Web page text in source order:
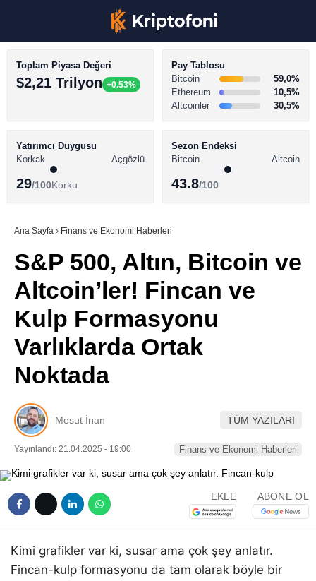
Youtube
TikTok
Telegram
BİTCOİN HABERLERİ
ALTCOİN HABERLERİ
SÖZLÜK
Toplam Piyasa Değeri
$2,21 Trilyon +0.53%
Pay Tablosu
Bitcoin
59,0%
Ethereum
10,5%
Altcoinler
30,5%
Yatırımcı Duygusu
Korkak
Açgözlü
29/100Korku
Sezon Endeksi
Bitcoin
Altcoin
43.8/100
Ana Sayfa › Finans ve Ekonomi Haberleri
S&P 500, Altın, Bitcoin ve
Altcoin’ler! Fincan ve
Kulp Formasyonu
Varlıklarda Ortak
Noktada
Mesut İnan TÜM YAZILARI
Yayınlandı: 21.04.2025 - 19:00 Finans ve Ekonomi Haberleri
EKLE ABONE OL
Kimi grafikler var ki, susar ama çok şey anlatır.
Fincan-kulp formasyonu da tam olarak böyle bir